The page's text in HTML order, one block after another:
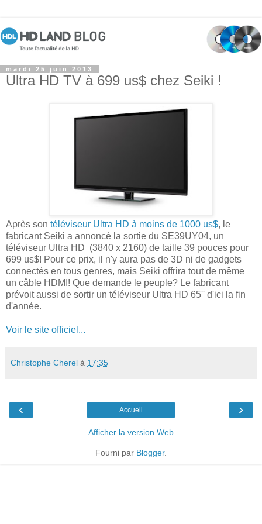
mardi 25 juin 2013
Ultra HD TV à 699 us$ chez Seiki !
Après son téléviseur Ultra HD à moins de 1000 us$, le
fabricant Seiki a annoncé la sortie du SE39UY04, un
téléviseur Ultra HD (3840 x 2160) de taille 39 pouces pour
699 us$! Pour ce prix, il n'y aura pas de 3D ni de gadgets
connectés en tous genres, mais Seiki offrira tout de même
un câble HDMI! Que demande le peuple? Le fabricant
prévoit aussi de sortir un téléviseur Ultra HD 65'' d'ici la fin
d'année.
Voir le site officiel...
Christophe Cherel à 17:35
‹ ›
Accueil
Afficher la version Web
Fourni par Blogger.